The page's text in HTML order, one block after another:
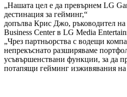
„Нашата цел е да превърнем LG
дестинация за гейминг,“
допълва Крис Джо, ръководител
Business Center в LG Media
„Чрез партньорства с водещи
непрекъснато разширяваме
усъвършенствани функции, за да
потапящи гейминг изживявания на